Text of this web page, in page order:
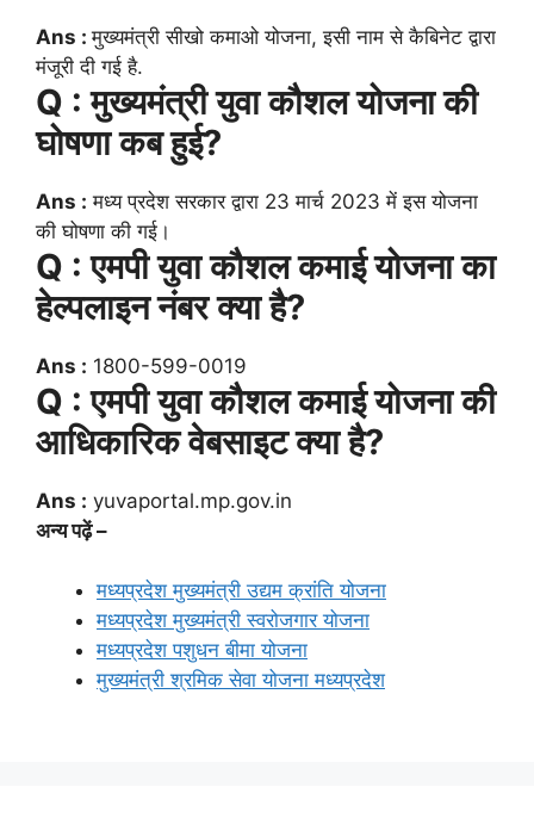
Ans :मुख्यमंत्री सीखो कमाओ योजना, इसी नाम से कैबिनेट द्वारा
मंजूरी दी गई है.
Q : मुख्यमंत्री युवा कौशल योजना की
घोषणा कब हुई?
Ans : मध्य प्रदेश सरकार द्वारा 23 मार्च 2023 में इस योजना
की घोषणा की गई।
Q : एमपी युवा कौशल कमाई योजना का
हेल्पलाइन नंबर क्या है?
Ans : 1800-599-0019
Q : एमपी युवा कौशल कमाई योजना की
आधिकारिक वेबसाइट क्या है?
Ans : yuvaportal.mp.gov.in
अन्य पढ़ें –
मध्यप्रदेश मुख्यमंत्री उद्यम क्रांति योजना
मध्यप्रदेश मुख्यमंत्री स्वरोजगार योजना
मध्यप्रदेश पशुधन बीमा योजना
मुख्यमंत्री श्रमिक सेवा योजना मध्यप्रदेश